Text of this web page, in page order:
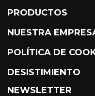
PRODUCTOS
NUESTRA
POLÍTICA DE
DESISTIMIENTO
NEWSLETTER